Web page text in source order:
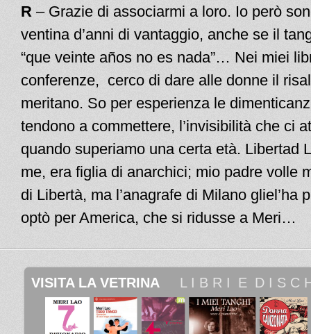
R – Grazie di associarmi a loro. Io però
ventina d’anni di vantaggio, anche se il
“que veinte años no es nada”… Nei miei
conferenze, cerco di dare alle donne il
meritano. So per esperienza le
tendono a commettere, l’invisibilità che ci
quando superiamo una certa età. Libertad
me, era figlia di anarchici; mio padre volle
di Libertà, ma l’anagrafe di Milano gliel’ha
optò per America, che si ridusse a Meri…
VISITA LA VETRINA L I B R I E D I S C